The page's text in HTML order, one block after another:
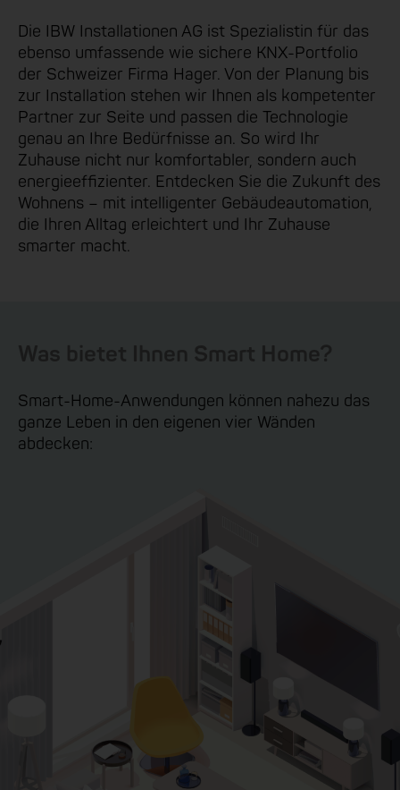
Die IBW Installationen AG ist Spezialistin für das
ebenso umfassende wie sichere KNX-Portfolio
der Schweizer Firma Hager. Von der Planung bis
zur Installation stehen wir Ihnen als kompetenter
Partner zur Seite und passen die Technologie
genau an Ihre Bedürfnisse an. So wird Ihr
Zuhause nicht nur komfortabler, sondern auch
energieeffizienter. Entdecken Sie die Zukunft des
Wohnens – mit intelligenter Gebäudeautomation,
die Ihren Alltag erleichtert und Ihr Zuhause
smarter macht.
Smart-Home-Anwendungen können nahezu das
ganze Leben in den eigenen vier Wänden
abdecken: